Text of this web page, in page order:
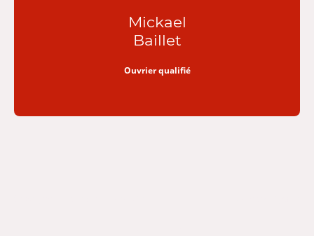
Mickael
Baillet
Ouvrier qualifié